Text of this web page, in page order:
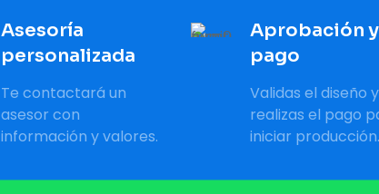
Asesoría
personalizada
Te contactará un
asesor con
información y valores.
Aprobación y
pago
Validas el diseño y
realizas el pago
iniciar producción.